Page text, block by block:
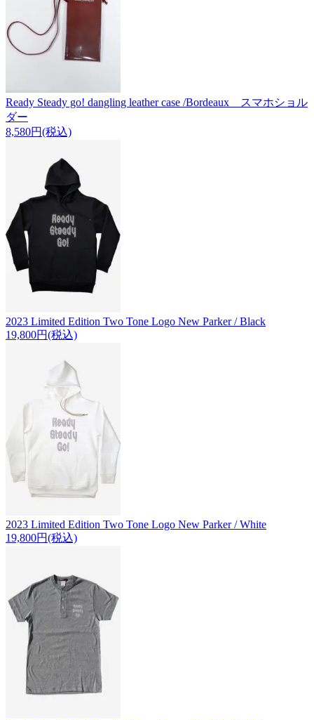
Ready Steady go! dangling leather case /Bordeaux スマホショル
ダー
8,580円(税込)
2023 Limited Edition Two Tone Logo New Parker / Black
19,800円(税込)
2023 Limited Edition Two Tone Logo New Parker / White
19,800円(税込)